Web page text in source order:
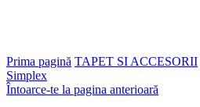
Prima pagină TAPET SI ACCESORII
Simplex
Întoarce-te la pagina anterioară